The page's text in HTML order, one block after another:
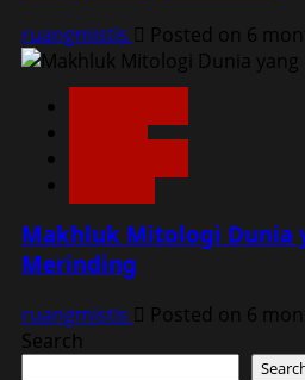
ruangmistis Posted on 6
Makhluk Mitologi Dunia
Merinding
ruangmistis
Posted on 6
Search